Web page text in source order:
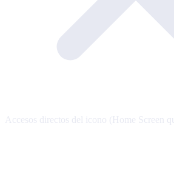
Accesos directos del icono (Home Screen